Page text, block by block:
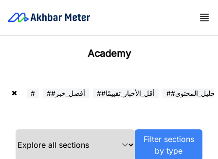
Academy
# ##أفضل_خبر ##أقل_الأخبار_تقييمًا ##تحليل_المحتوى
Filter sections
by type